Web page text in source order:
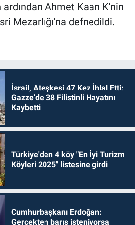
ardından Ahmet Kaan K'nin
Mezarlığı'na defnedildi.
İsrail, Ateşkesi 47 Kez İhlal Etti:
Gazze’de 38 Filistinli Hayatını
Kaybetti
Türkiye'den 4 köy "En İyi Turizm
Köyleri 2025" listesine girdi
Cumhurbaşkanı Erdoğan:
Gerçekten barış isteniyorsa